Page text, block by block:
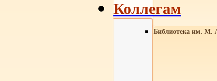
Библиотека им. М.
Коллегам